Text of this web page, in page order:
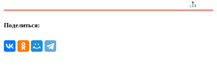
Поделиться: